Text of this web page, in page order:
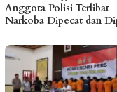
Anggota Polisi Terlibat
Narkoba Dipecat dan